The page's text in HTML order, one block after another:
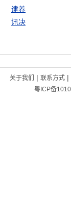
逮养
讯决
关于我们 | 联系方式|
粤ICP备